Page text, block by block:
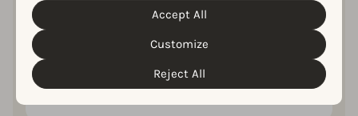
personal data and the different cookies we use, please
Cookie Policy&Privacy Policy
customize your cookie settings and preferences by
clicking the “Customize” button.
Reject All
Customize
Accept All
choisir les mots-clés les plus
Apprentissage des meilleures pratiques pour
tirer le meilleur parti des mots-clés inclus
dans les métadonnées de votre app.